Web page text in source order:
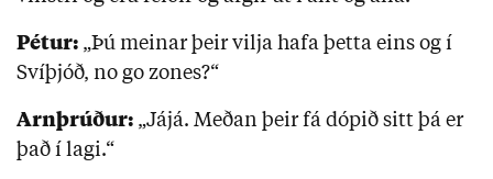
Pétur: „Þú meinar þeir vilja hafa þetta eins og í
Svíþjóð, no go zones?“
Arnþrúður: „Jájá. Meðan þeir fá dópið sitt þá er
það í lagi.“